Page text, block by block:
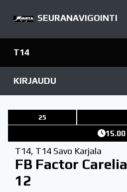
SEURANAVIGOINTI
T14
KIRJAUDU
25
15.00
T14, T14 Savo Karjala
FB Factor
12